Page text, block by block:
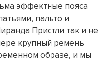
эффектные пояса
пальто и
Пристли так и не
крупный ремень
образе, и мы